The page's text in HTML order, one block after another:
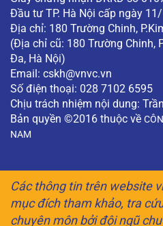
Đầu tư TP. Hà Nội cấp ngày
Địa chỉ: 180 Trường Chinh,
(Địa chỉ cũ: 180 Trường Chinh,
Đa, Hà Nội)
Email: cskh@vnvc.vn
Số điện thoại: 028 7102 6595
Chịu trách nhiệm nội dung:
Bản quyền ©2016 thuộc về
NAM
Các thông tin trên website
mục đích tham khảo, tra
chuyên môn bởi đội ngũ